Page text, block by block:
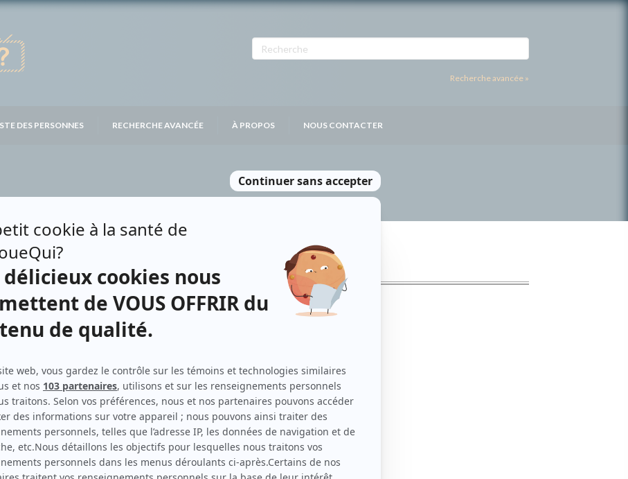
Recherche avancée »
DES PERSONNES RECHERCHE AVANCÉE À PROPOS NOUS CONTACTER
Personnages
L'indétectable (Manon2025
Carmel Lavallée-Denicourt en
Ruptures( Brigitte 2019)
Unité 9
Commissaire responsable
Le monde de Charlotte(Maryse )
Sous le signe du lion II(Secrétaire de Beaujeu)
Lobby(Geneviève Lareau)
Le retour( Infirmière de Marielle)